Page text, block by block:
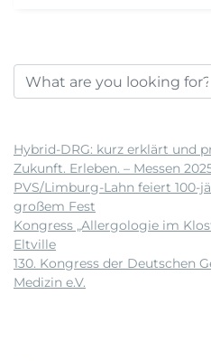
Hybrid-DRG: kurz erklärt und
Zukunft. Erleben. – Messen
PVS/Limburg-Lahn feiert 100-
großem Fest
Kongress „Allergologie im
Eltville
130. Kongress der Deutschen
Medizin e.V.